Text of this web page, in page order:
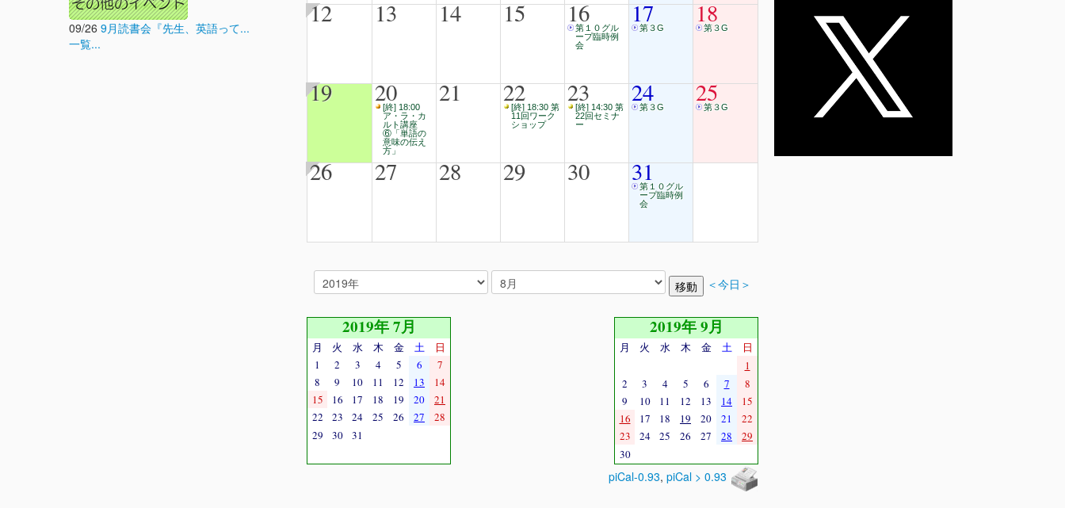
09/26 9月読書会『先生、英語って...
一覧...
12 13 14 15 16
第１０グル
ープ臨時例
会
17
第３G 18
第３G
19 20
[終] 18:00
ア・ラ・カ
ルト講座
⑥「単語の
意味の伝え
方」
21 22
[終] 18:30 第
11回ワーク
ショップ
23
[終] 14:30 第
22回セミナ
ー
24
第３G 25
第３G
26 27 28 29 30 31
第１０グル
ープ臨時例
会
＜今日＞
2019年 7月
月 火 水 木 金 土
日
1
2 3 4 5 6
7
8
9 10 11 12 13
14
15
16 17 18 19 20
21
22
23 24 25 26 27
28
29
30 31
2019年 9月
月 火 水 木 金 土
日
1
2
3 4 5 6 7
8
9
10 11 12 13 14
15
16
17 18 19 20 21
22
23
24 25 26 27 28
29
30
piCal-0.93, piCal > 0.93